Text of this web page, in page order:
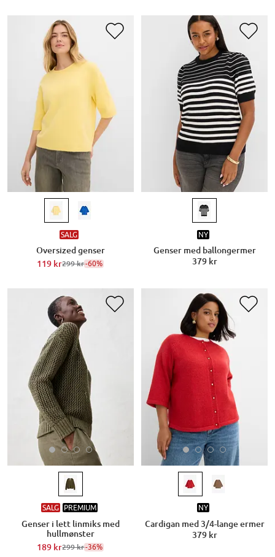
SALG
Oversized genser
119 kr299 kr-60%
NY
Genser med ballongermer
379 kr
SALG PREMIUM
Genser i lett linmiks med
hullmønster
189 kr299 kr-36%
NY
Cardigan med 3/4-lange ermer
379 kr